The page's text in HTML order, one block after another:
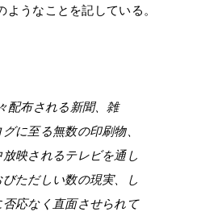
うなことを記している。
配布される新聞、雑
に至る無数の印刷物、
映されるテレビを通し
ただしい数の現実、し
応なく直面させられて